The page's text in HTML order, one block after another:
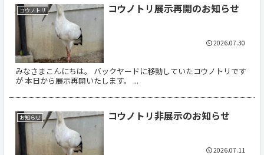
コウノトリ コウノトリ展示再開のお知らせ
みなさまこんにちは。 バックヤードに移動していたコウノトリです
が 本日から展示再開いたします。 ...
2026.07.30
お知らせ コウノトリ非展示のお知らせ
2026.07.11